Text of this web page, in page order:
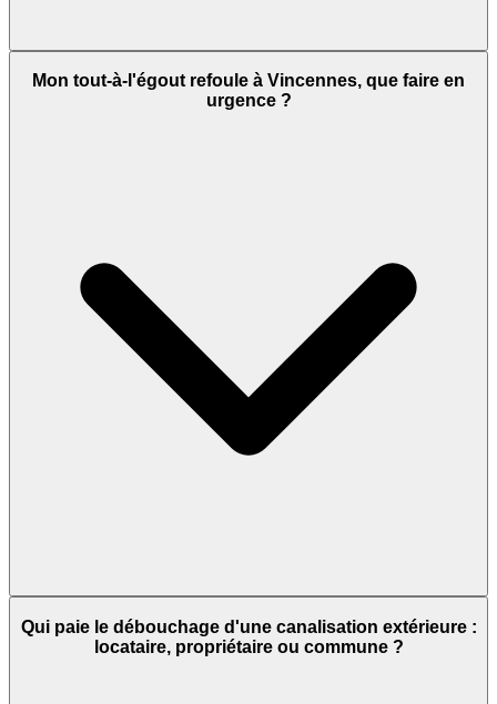
Mon tout-à-l'égout refoule à Vincennes, que faire en
urgence ?
Qui paie le débouchage d'une canalisation extérieure :
locataire, propriétaire ou commune ?